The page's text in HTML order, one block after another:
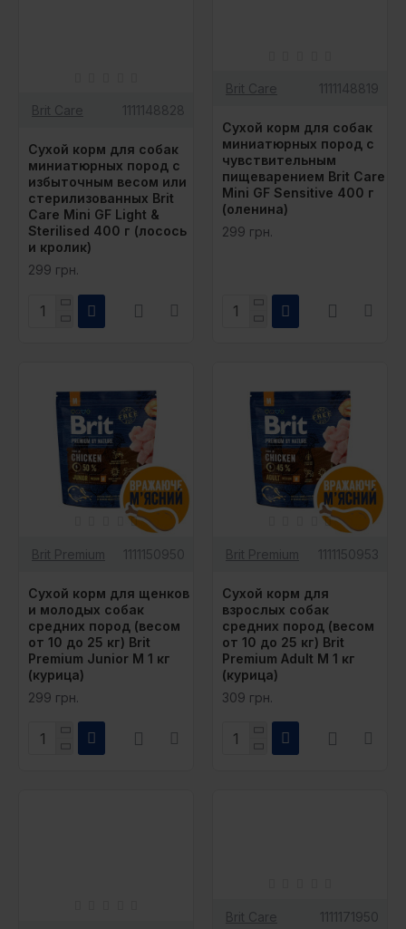
Brit Care 1111148828
Сухой корм для собак
миниатюрных пород с
избыточным весом или
стерилизованных Brit
Care Mini GF Light &
Sterilised 400 г (лосось
и кролик)
299 грн.
Brit Care 1111148819
Сухой корм для собак
миниатюрных пород с
чувствительным
пищеварением Brit Care
Mini GF Sensitive 400 г
(оленина)
299 грн.
Brit Premium 1111150950
Сухой корм для щенков
и молодых собак
средних пород (весом
от 10 до 25 кг) Brit
Premium Junior M 1 кг
(курица)
299 грн.
Brit Premium 1111150953
Сухой корм для
взрослых собак
средних пород (весом
от 10 до 25 кг) Brit
Premium Adult M 1 кг
(курица)
309 грн.
Brit Care 1111171950